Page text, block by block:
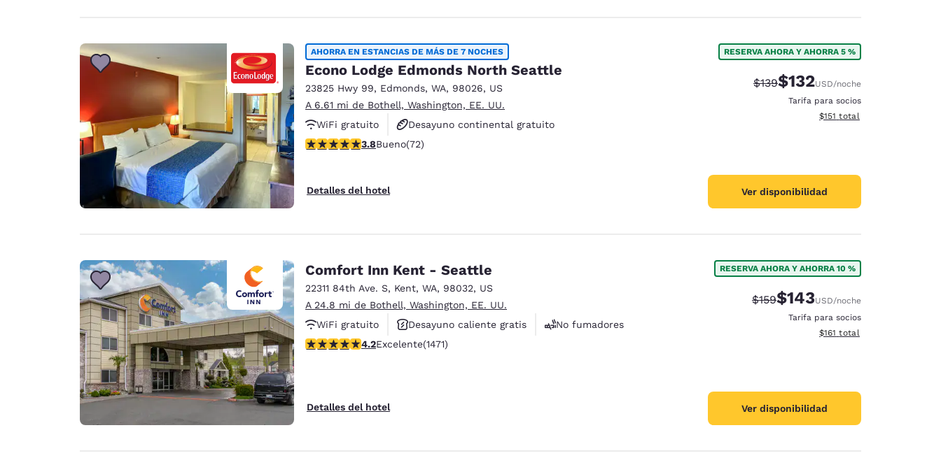
AHORRA EN ESTANCIAS DE MÁS DE 7 NOCHES
Econo Lodge Edmonds North Seattle
23825 Hwy 99, Edmonds, WA, 98026, US
A 6.61 mi de Bothell, Washington, EE. UU.
WiFi gratuito
Desayuno continental gratuito
Se aceptan mascotas
calificación de 3.82 estrellas. Bueno. 72 reseñas
3.8Bueno(72)
Detalles del hotel
RESERVA AHORA Y AHORRA 5 %
Precio tachado:
$139Precio con descuento:
$132USD/noche
Tarifa para socios
Ver detalles del total
$151 total
Ver disponibilidad
Comfort Inn Kent - Seattle
22311 84th Ave. S, Kent, WA, 98032, US
A 24.8 mi de Bothell, Washington, EE. UU.
WiFi gratuito
Desayuno caliente gratis
No fumadores
calificación de 4.22 estrellas. Excelente. 1471 reseñas
4.2Excelente(1471)
Detalles del hotel
RESERVA AHORA Y AHORRA 10 %
Precio tachado:
$159Precio con descuento:
$143USD/noche
Tarifa para socios
Ver detalles del total
$161 total
Ver disponibilidad